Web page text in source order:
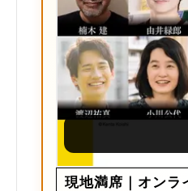
現地満席｜オンラ